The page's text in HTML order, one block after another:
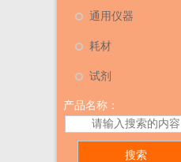
通用仪器
耗材
试剂
产品名称：